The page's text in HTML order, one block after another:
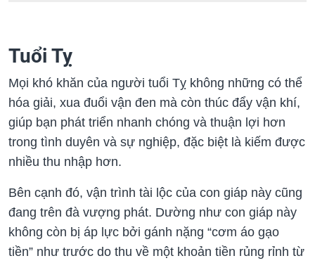
Tuổi Tỵ
Mọi khó khăn của người tuổi Tỵ không những có thể
hóa giải, xua đuổi vận đen mà còn thúc đẩy vận khí,
giúp bạn phát triển nhanh chóng và thuận lợi hơn
trong tình duyên và sự nghiệp, đặc biệt là kiếm được
nhiều thu nhập hơn.
Bên cạnh đó, vận trình tài lộc của con giáp này cũng
đang trên đà vượng phát. Dường như con giáp này
không còn bị áp lực bởi gánh nặng “cơm áo gạo
tiền” như trước do thu về một khoản tiền rủng rỉnh từ